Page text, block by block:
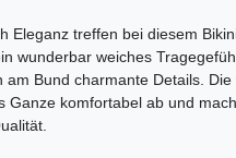
Eleganz treffen bei diesem
wunderbar weiches
Bund charmante Details.
Ganze komfortabel ab und